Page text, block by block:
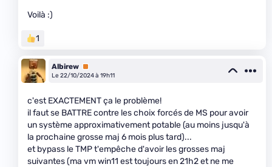
Voilà :)
1
Albirew Premium
Le 22/10/2024 à 19h11
c'est EXACTEMENT ça le problème!
il faut se BATTRE contre les choix forcés de MS pour avoir
un système approximativement potable (au moins jusqu'à
la prochaine grosse maj 6 mois plus tard)...
et bypass le TMP t'empêche d'avoir les grosses maj
suivantes (ma vm win11 est toujours en 21h2 et ne me